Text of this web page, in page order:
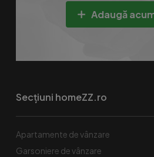
Adaugă
Secțiuni homeZZ.ro
Apartamente de vânzare
Garsoniere de vânzare